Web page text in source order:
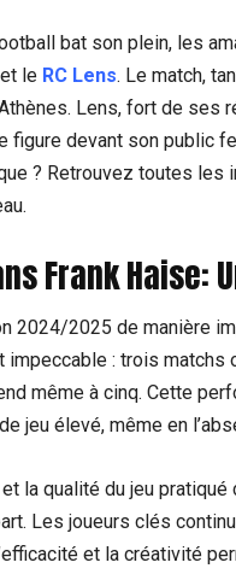
bat son plein, les
et le RC Lens. Le match,
Lens, fort de ses
figure devant son public
? Retrouvez toutes
Frank Haise:
2024/2025 de manière
impeccable : trois
même à cinq. Cette
jeu élevé, même en
la qualité du jeu
Les joueurs clés
et la créativité